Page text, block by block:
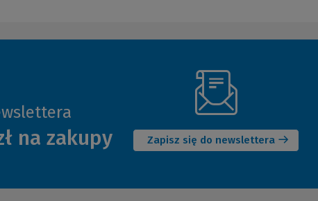
na zakupy Zapisz się do newslettera
okno)